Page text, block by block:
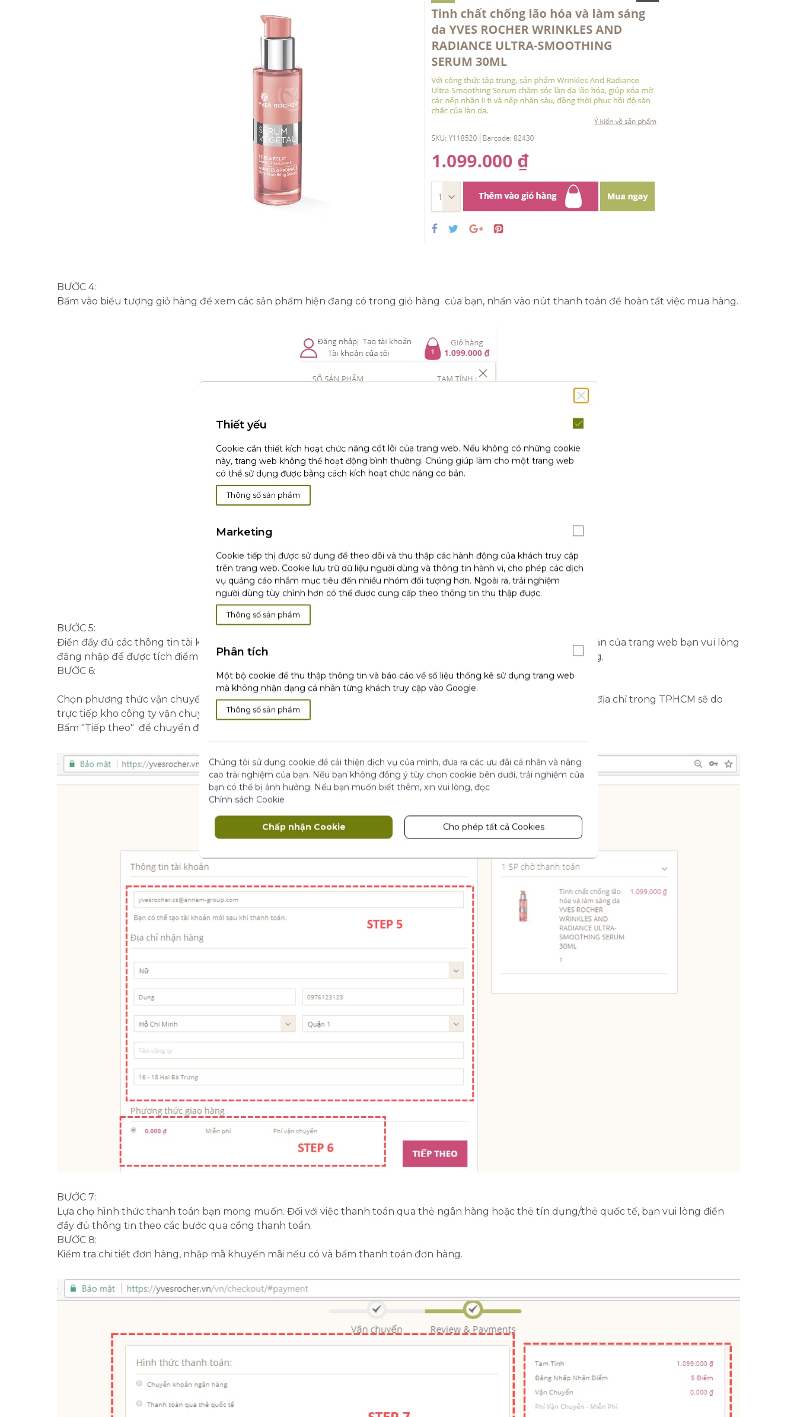
BƯỚC 4:
Bấm vào biểu tượng giỏ hàng để xem các sản phẩm hiện đang có trong giỏ hàng của bạn, nhấn vào nút thanh toán để hoàn tất việc mua hàng.
BƯỚC 5:
Điền đầy đủ các thông tin tài khoản như: email, tên người nhận, số điện thoại, địa chỉ nhận hàng. Nếu đã có tài khoản của trang web bạn vui lòng
đăng nhập để được tích điểm cho đơn hàng nhé. Bạn cũng có thể tạo tài khoản sau khi thanh toán xong đơn hàng.
BƯỚC 6:
Chọn phương thức vận chuyển hàng mong muốn ứng với mức phí vận chuyển khách nhau. Với các đơn hàng có địa chỉ trong TPHCM sẽ do
trực tiếp kho công ty vận chuyển, và các đơn hàng tỉnh sẽ do Viettel post vận chuyển.
Bấm "Tiếp theo" để chuyển đến trang thanh toán.
BƯỚC 7:
Lựa chọ hình thức thanh toán bạn mong muốn. Đối với việc thanh toán qua thẻ ngân hàng hoặc thẻ tín dụng/thẻ quốc tế, bạn vui lòng điền
đầy đủ thông tin theo các bước qua cổng thanh toán.
BƯỚC 8:
Kiểm tra chi tiết đơn hàng, nhập mã khuyến mãi nếu có và bấm thanh toán đơn hàng.
Thiết yếu
Cookie cần thiết kích hoạt chức năng cốt lõi của trang web. Nếu không có những cookie
này, trang web không thể hoạt động bình thường. Chúng giúp làm cho một trang web
có thể sử dụng được bằng cách kích hoạt chức năng cơ bản.
Thông số sản phẩm
Marketing
Cookie tiếp thị được sử dụng để theo dõi và thu thập các hành động của khách truy cập
trên trang web. Cookie lưu trữ dữ liệu người dùng và thông tin hành vi, cho phép các dịch
vụ quảng cáo nhắm mục tiêu đến nhiều nhóm đối tượng hơn. Ngoài ra, trải nghiệm
người dùng tùy chỉnh hơn có thể được cung cấp theo thông tin thu thập được.
Thông số sản phẩm
Phân tích
Một bộ cookie để thu thập thông tin và báo cáo về số liệu thống kê sử dụng trang web
mà không nhận dạng cá nhân từng khách truy cập vào Google.
Thông số sản phẩm
Chúng tôi sử dụng cookie để cải thiện dịch vụ của mình, đưa ra các ưu đãi cá nhân và nâng
cao trải nghiệm của bạn. Nếu bạn không đồng ý tùy chọn cookie bên dưới, trải nghiệm của
bạn có thể bị ảnh hưởng. Nếu bạn muốn biết thêm, xin vui lòng, đọc
Chính sách Cookie
Chấp nhận Cookie Cho phép tất cả Cookies